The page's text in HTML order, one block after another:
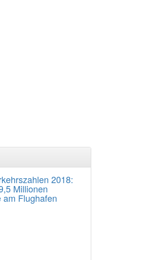
2018:
Millionen
am Flughafen